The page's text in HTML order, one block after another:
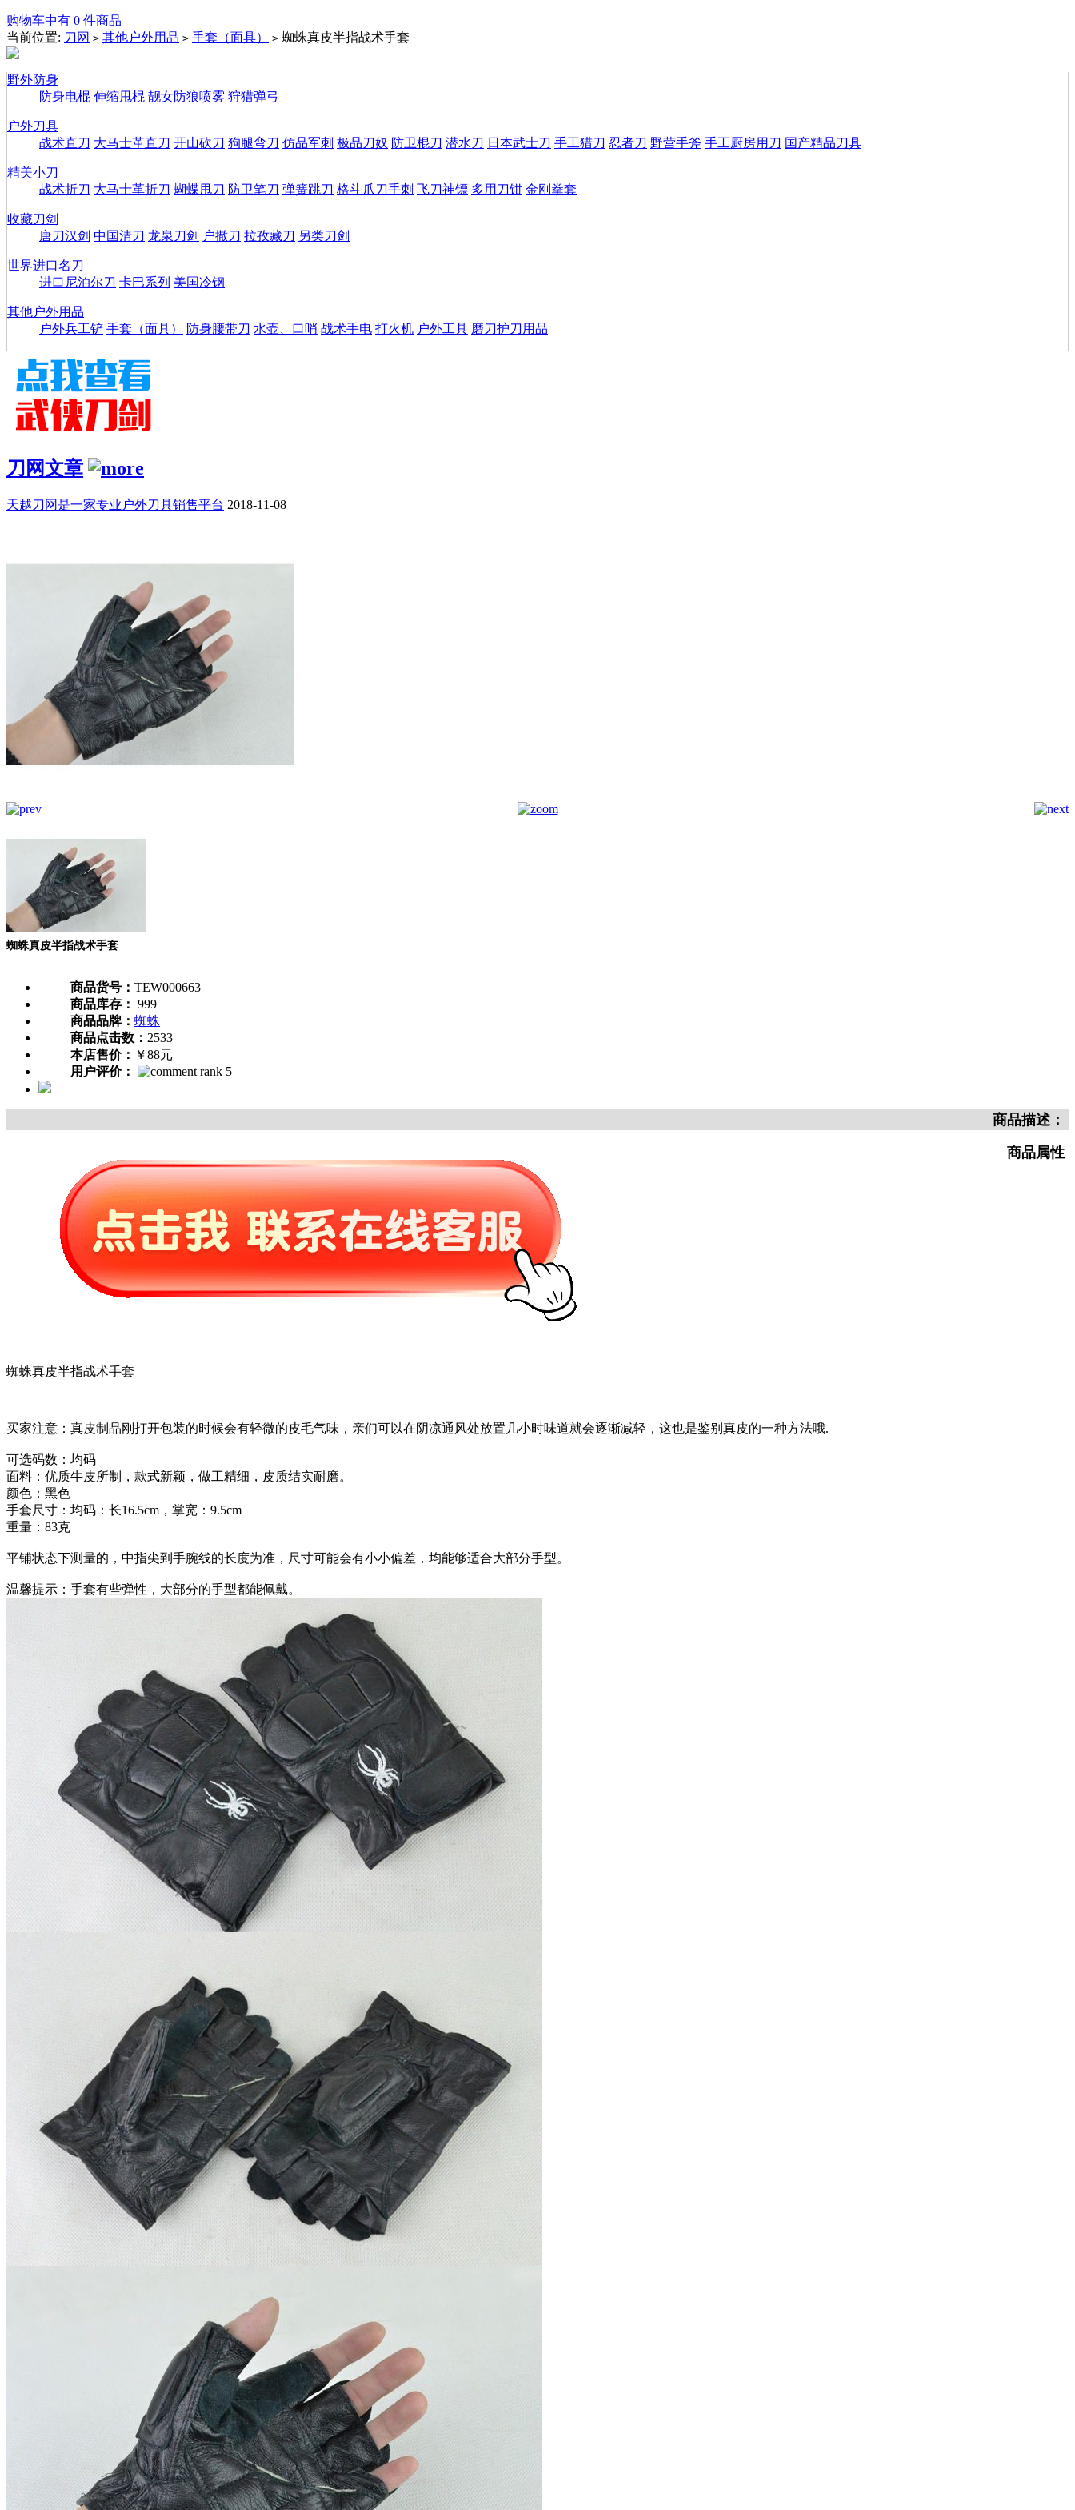
购物车中有 0 件商品
当前位置: 刀网 > 其他户外用品 > 手套（面具） > 蜘蛛真皮半指战术手套
野外防身
防身电棍 伸缩甩棍 靓女防狼喷雾 狩猎弹弓
户外刀具
战术直刀 大马士革直刀 开山砍刀 狗腿弯刀 仿品军刺 极品刀奴 防卫棍刀 潜水刀 日本武士刀 手工猎刀 忍者刀 野营手斧 手工厨房用刀 国产精品刀具
精美小刀
战术折刀 大马士革折刀 蝴蝶甩刀 防卫笔刀 弹簧跳刀 格斗爪刀手刺 飞刀神镖 多用刀钳 金刚拳套
收藏刀剑
唐刀汉剑 中国清刀 龙泉刀剑 户撒刀 拉孜藏刀 另类刀剑
世界进口名刀
进口尼泊尔刀 卡巴系列 美国冷钢
其他户外用品
户外兵工铲 手套（面具） 防身腰带刀 水壶、口哨 战术手电 打火机 户外工具 磨刀护刀用品
刀网文章
天越刀网是一家专业户外刀具销售平台 2018-11-08
蜘蛛真皮半指战术手套
商品货号： TEW000663
商品库存： 999
商品品牌： 蜘蛛
商品点击数： 2533
本店售价： ￥88元
用户评价：
商品描述：
商品属性
蜘蛛真皮半指战术手套
买家注意：真皮制品刚打开包装的时候会有轻微的皮毛气味，亲们可以在阴凉通风处放置几小时味道就会逐渐减轻，这也是鉴别真皮的一种方法哦.
可选码数：均码
面料：优质牛皮所制，款式新颖，做工精细，皮质结实耐磨。
颜色：黑色
手套尺寸：均码：长16.5cm，掌宽：9.5cm
重量：83克
平铺状态下测量的，中指尖到手腕线的长度为准，尺寸可能会有小小偏差，均能够适合大部分手型。
温馨提示：手套有些弹性，大部分的手型都能佩戴。